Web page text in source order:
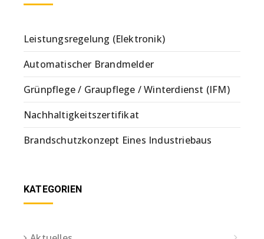
Leistungsregelung (Elektronik)
Automatischer Brandmelder
Grünpflege / Graupflege / Winterdienst (IFM)
Nachhaltigkeitszertifikat
Brandschutzkonzept Eines Industriebaus
KATEGORIEN